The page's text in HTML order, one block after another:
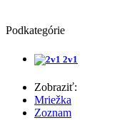
Podkategórie
2v1
Zobraziť:
Mriežka
Zoznam